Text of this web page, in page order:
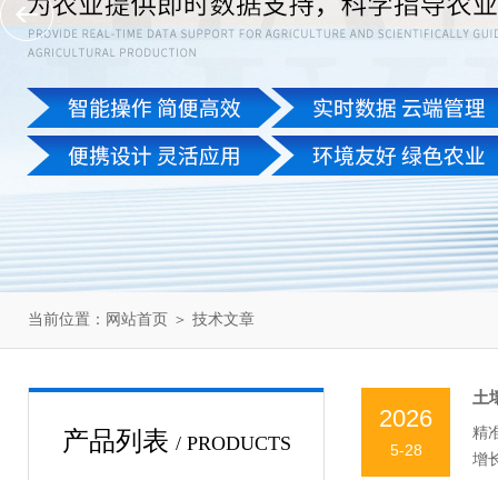
当前位置： 网站首页 ＞ 技术文章
产品列表 / PRODUCTS
2026
5-28
土
精⁠
增